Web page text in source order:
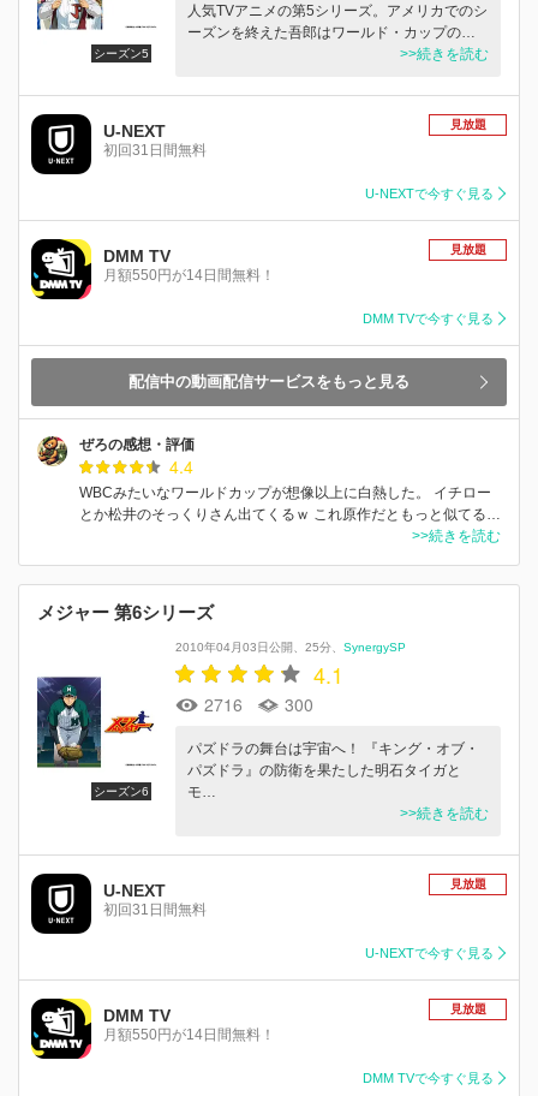
シーズン5
人気TVアニメの第5シリーズ。アメリカでのシ
ーズンを終えた吾郎はワールド・カップの…
>>続きを読む
U-NEXT
初回31日間無料
見放題
U-NEXTで今すぐ見る
DMM TV
月額550円が14日間無料！
見放題
DMM TVで今すぐ見る
配信中の動画配信サービスをもっと見る
ぜろの感想・評価
4.4
WBCみたいなワールドカップが想像以上に白熱した。 イチロー
とか松井のそっくりさん出てくるｗ これ原作だともっと似てる…
>>続きを読む
メジャー 第6シリーズ
シーズン6
2010年04月03日公開 25分 SynergySP
4.1
2716 300
パズドラの舞台は宇宙へ！ 『キング・オブ・
パズドラ』の防衛を果たした明石タイガと
モ…
>>続きを読む
U-NEXT
初回31日間無料
見放題
U-NEXTで今すぐ見る
DMM TV
月額550円が14日間無料！
見放題
DMM TVで今すぐ見る